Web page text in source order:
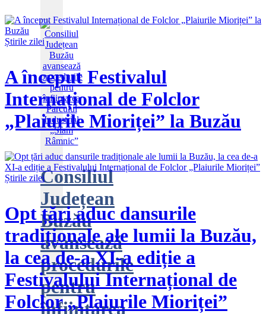
Consiliul
Județean
Buzău
avansează
procedurile
pentru
înființarea
Știrile zilei
A început Festivalul
Internațional de Folclor
„Plaiurile Mioriței” la Buzău
Știrile zilei
Opt țări aduc dansurile
tradiționale ale lumii la Buzău,
la cea de-a XI-a ediție a
Festivalului Internațional de
Folclor „Plaiurile Mioriței”